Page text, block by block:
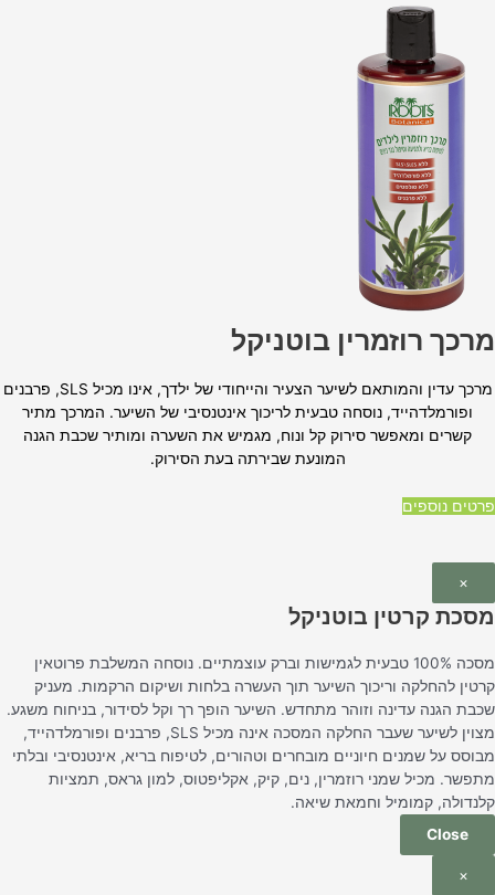
מרכך רוזמרין בוטניקל
מרכך עדין והמותאם לשיער הצעיר והייחודי של ילדך, אינו מכיל
פרבנים
ופורמלדהייד, נוסחה טבעית לריכוך אינטנסיבי של השיער. המרכך מתיר
קשרים ומאפשר סירוק קל ונוח, מגמיש את השערה ומותיר שכבת הגנה
המונעת שבירתה בעת הסירוק.
פרטים נוספים
×
מסכת קרטין בוטניקל
מסכה 100% טבעית לגמישות וברק עוצמתיים. נוסחה המשלבת פרוטאין
קרטין להחלקה וריכוך השיער תוך העשרה בלחות ושיקום הרקמות. מעניק
שכבת הגנה עדינה וזוהר מתחדש. השיער הופך רך וקל לסידור, בניחוח משגע.
מצוין לשיער שעבר החלקה המסכה אינה מכיל SLS, פרבנים ופורמלדהייד,
מבוסס על שמנים חיוניים מובחרים וטהורים, לטיפוח בריא, אינטנסיבי ובלתי
מתפשר. מכיל שמני רוזמרין, נים, קיק, אקליפטוס, למון גראס, תמציות
קלנדולה, קמומיל וחמאת שיאה.
Close
×